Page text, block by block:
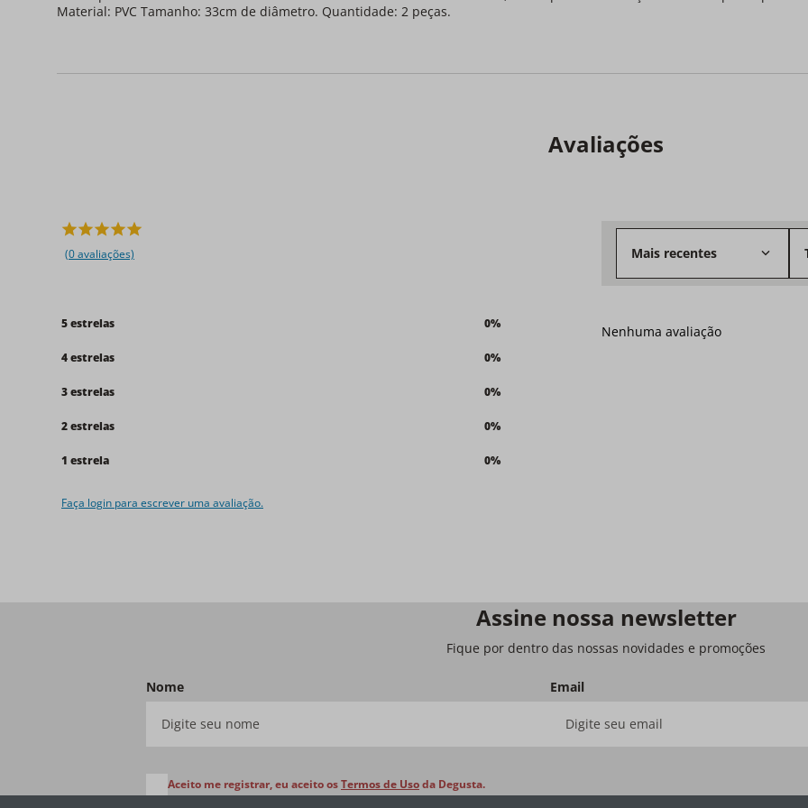
Material: PVC Tamanho: 33cm de diâmetro. Quantidade: 2 peças.
Avaliações
(0 avaliações)
5 estrelas 0%
4 estrelas 0%
3 estrelas 0%
2 estrelas 0%
1 estrela 0%
Faça login para escrever uma avaliação.
Mais recentes
Nenhuma avaliação
Assine nossa newsletter
Fique por dentro das nossas novidades e promoções
Nome Email
Aceito me registrar, eu aceito osTermos de Usoda Degusta.